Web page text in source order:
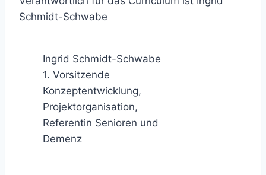
Schmidt-Schwabe
Ingrid Schmidt-Schwabe
1. Vorsitzende
Konzeptentwicklung,
Projektorganisation,
Referentin Senioren und
Demenz